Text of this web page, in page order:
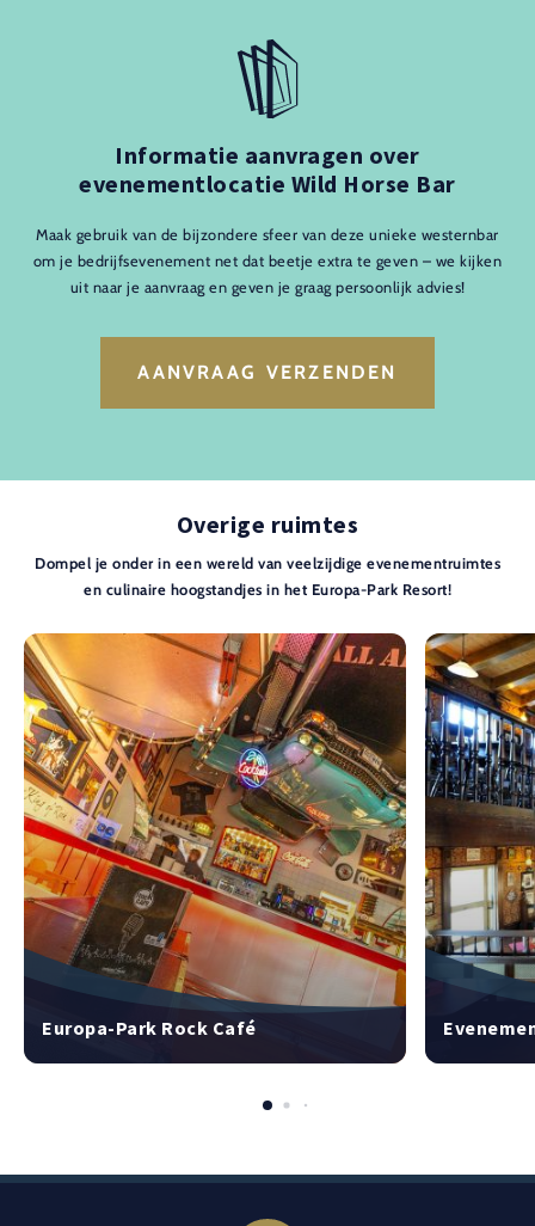
Informatie aanvragen over
evenementlocatie Wild Horse Bar
Maak gebruik van de bijzondere sfeer van deze unieke westernbar
om je bedrijfsevenement net dat beetje extra te geven – we kijken
uit naar je aanvraag en geven je graag persoonlijk advies!
AANVRAAG VERZENDEN
Overige ruimtes
Dompel je onder in een wereld van veelzijdige evenementruimtes
en culinaire hoogstandjes in het Europa-Park Resort!
Europa-Park Rock Café